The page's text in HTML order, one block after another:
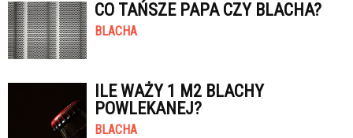
CO TAŃSZE PAPA CZY BLACHA?
BLACHA
ILE WAŻY 1 M2 BLACHY
POWLEKANEJ?
BLACHA